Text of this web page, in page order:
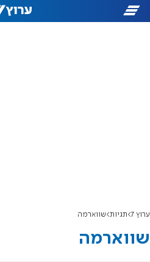
ערוץ 7 תגיות שווארמה
שווארמה